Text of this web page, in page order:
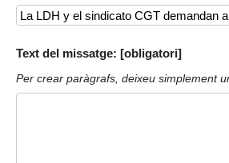
Text del missatge: [obligatori]
Per crear paràgrafs, deixeu simplement